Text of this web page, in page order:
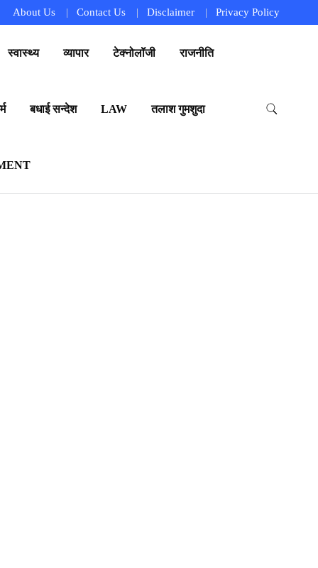
About Us Contact Us Disclaimer Privacy Policy
स्वास्थ्य व्यापार टेक्नोलॉजी राजनीति
बधाई सन्देश LAW तलाश गुमशुदा